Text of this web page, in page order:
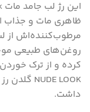
ظاهری مات و جذاب
روغن‌های طبیعی
کرده و از ترک
داشت.